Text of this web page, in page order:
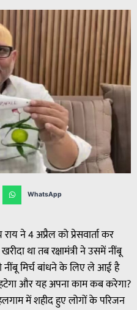
WhatsApp
ने 4 अप्रैल को प्रेसवार्ता कर
था तब रक्षामंत्री ने उसमें नींबू
नींबू मिर्च बांधने के लिए ले आई है
और यह अपना काम कब करेगा?
में शहीद हुए लोगों के परिजन